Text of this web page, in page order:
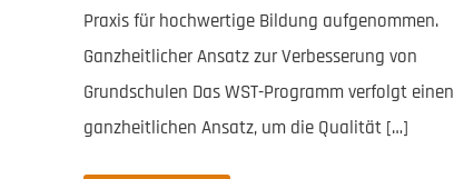
Praxis für hochwertige Bildung aufgenommen.
Ganzheitlicher Ansatz zur Verbesserung von
Grundschulen Das WST-Programm verfolgt einen
ganzheitlichen Ansatz, um die Qualität […]